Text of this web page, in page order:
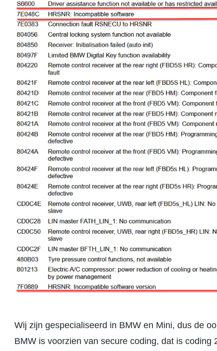
Wij zijn gespecialiseerd in BMW en Mini, dus de
BMW is voorzien van secure coding, dat is coding